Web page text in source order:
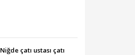
Niğde çatı ustası çatı